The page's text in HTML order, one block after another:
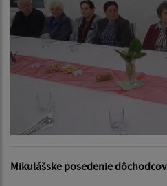
Mikulášske posedenie dôchodcov